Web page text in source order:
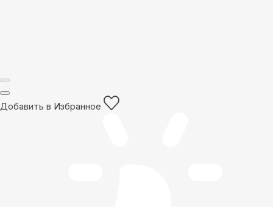
Добавить в Избранное